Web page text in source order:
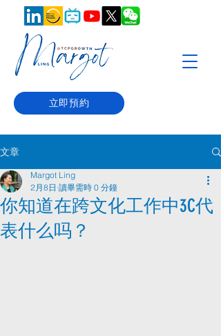
立即預約
文章
你知道在跨文化工作中3C代
表什么吗？
Margot Ling
2月8日 讀畢需時 0 分鐘